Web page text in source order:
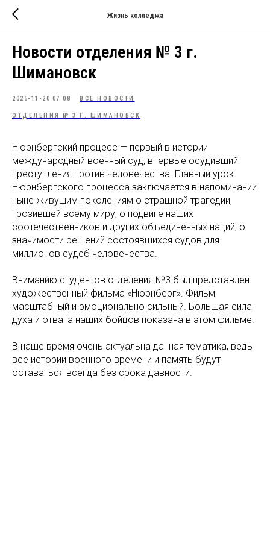
Жизнь колледжа
Новости отделения № 3 г.
Шимановск
2025-11-20 07:08 ВСЕ НОВОСТИ
ОТДЕЛЕНИЯ № 3 Г. ШИМАНОВСК
Нюрнбергский процесс — первый в истории
международный военный суд, впервые осудивший
преступления против человечества. Главный урок
Нюрнбергского процесса заключается в напоминании
ныне живущим поколениям о страшной трагедии,
грозившей всему миру, о подвиге наших
соотечественников и других объединенных наций, о
значимости решений состоявшихся судов для
миллионов судеб человечества.
Вниманию студентов отделения №3 был представлен
художественный фильма «Нюрнберг». Фильм
масштабный и эмоционально сильный. Большая сила
духа и отвага наших бойцов показана в этом фильме.
В наше время очень актуальна данная тематика, ведь
все истории военного времени и память будут
оставаться всегда без срока давности.